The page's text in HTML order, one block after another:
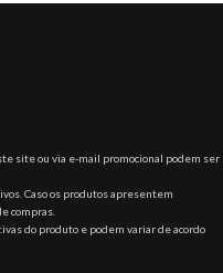
site ou via e-mail promocional podem ser
Caso os produtos apresentem
compras.
do produto e podem variar de acordo